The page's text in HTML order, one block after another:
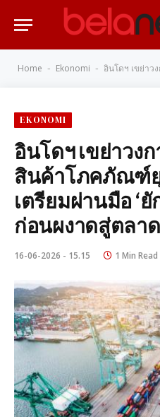
Home - Ekonomi - อินโดฯ เขย่าวงการส่งออก! 3
EKONOMI
อินโดฯ เขย่าวง
สินค้าโภคภัณฑ์
เตรียมผ่านมือ ‘
ก่อนผงาดสู่ตลา
16-06-2026 - 15.15 1 Min Read